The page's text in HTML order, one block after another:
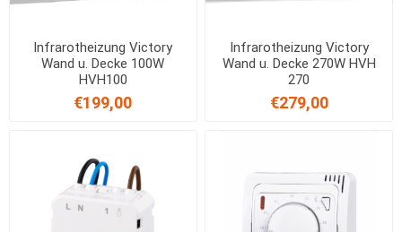
Infrarotheizung Victory
Wand u. Decke 100W
HVH100
€199,00
Infrarotheizung Victory
Wand u. Decke 270W HVH
270
€279,00